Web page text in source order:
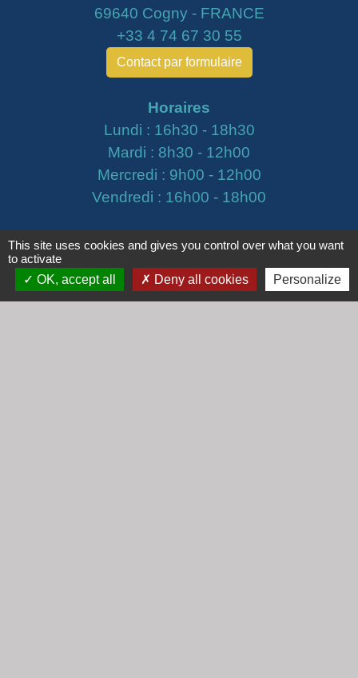
69640 Cogny - FRANCE
+33 4 74 67 30 55
Contact par formulaire
Horaires
Lundi : 16h30 - 18h30
Mardi : 8h30 - 12h00
Mercredi : 9h00 - 12h00
Vendredi : 16h00 - 18h00
email :secretariat@cogny.fr
This site uses cookies and gives you control over what you want
to activate
OK, accept all
Deny all cookies Personalize